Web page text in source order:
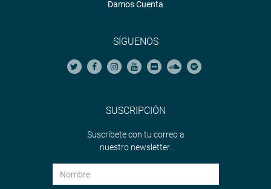
Damos Cuenta
SÍGUENOS
SUSCRIPCIÓN
Suscríbete con tu correo a
nuestro newsletter.